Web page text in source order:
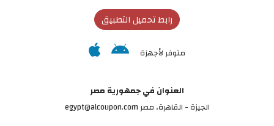
رابط تحميل التطبيق
متوفر لأجهزة
العنوان في جمهورية مصر
الجيزة - القاهرة، مصر egypt@alcoupon.com